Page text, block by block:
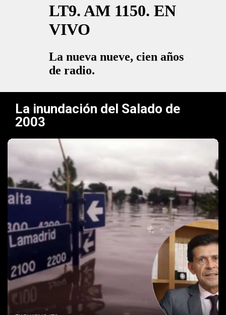
La inundación del Salado de
2003